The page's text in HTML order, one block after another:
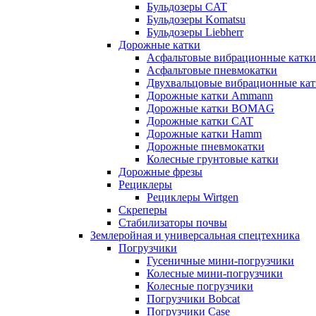
Бульдозеры CAT
Бульдозеры Komatsu
Бульдозеры Liebherr
Дорожные катки
Асфальтовые вибрационные катки
Асфальтовые пневмокатки
Двухвальцовые вибрационные
Дорожные катки Ammann
Дорожные катки BOMAG
Дорожные катки CAT
Дорожные катки Hamm
Дорожные пневмокатки
Колесные грунтовые катки
Дорожные фрезы
Рециклеры
Рециклеры Wirtgen
Скреперы
Стабилизаторы почвы
Землеройная и универсальная спецтехника
Погрузчики
Гусеничные мини-погрузчики
Колесные мини-погрузчики
Колесные погрузчики
Погрузчики Bobcat
Погрузчики Case